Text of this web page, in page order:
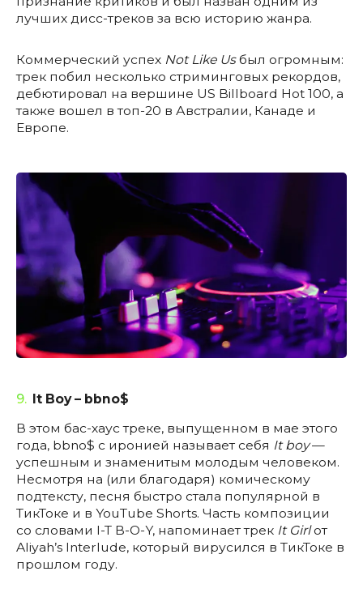
лучших дисс-треков за всю историю жанра.
Коммерческий успех Not Like Usбыл огромным:
трек побил несколько стриминговых рекордов,
дебютировал на вершине US Billboard Hot 100, а
также вошел в топ-20 в Австралии, Канаде и
Европе.
9.
It Boy – bbno$
В этом бас-хаус треке, выпущенном в мае этого
года, bbno$ с иронией называет себя It boy—
успешным и знаменитым молодым человеком.
Несмотря на (или благодаря) комическому
подтексту, песня быстро стала популярной в
ТикТоке и в YouTube Shorts. Часть композиции
со словами I-T B-O-Y, напоминает трек It Girlот
Aliyah’s Interlude, который вирусился в ТикТоке в
прошлом году.